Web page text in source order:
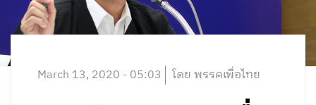
March 13, 2020 - 05:03 โดย พรรคเพื่อไทย